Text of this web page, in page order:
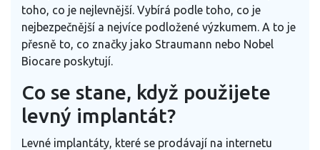
toho, co je nejlevnější. Vybírá podle toho, co je
nejbezpečnější a nejvíce podložené výzkumem. A to je
přesně to, co značky jako Straumann nebo Nobel
Biocare poskytují.
Co se stane, když použijete
levný implantát?
Levné implantáty, které se prodávají na internetu